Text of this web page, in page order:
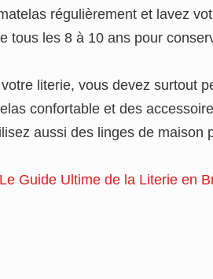
régulièrement et lavez
tous les 8 à 10 ans pour
literie, vous devez surtout
confortable et des
aussi des linges de maison
Le Guide Ultime de la Literie en